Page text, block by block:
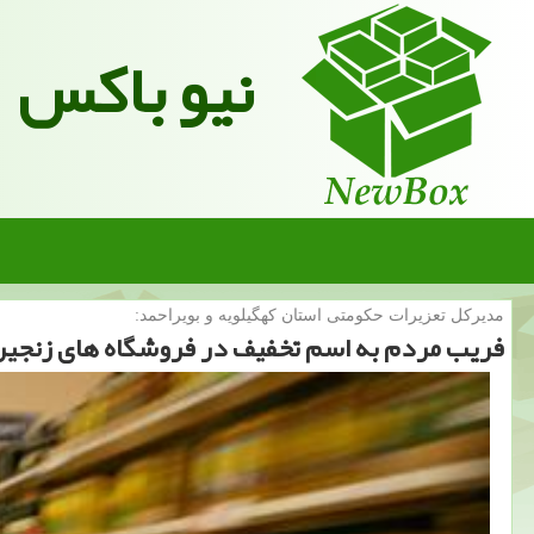
نیو باکس
مدیركل تعزیرات حكومتی استان كهگیلویه و بویراحمد:
فریب مردم به اسم تخفیف در فروشگاه های